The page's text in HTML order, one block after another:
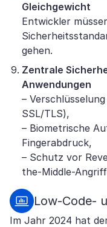
Gleichgewicht
Entwickler
gehen.
Zentrale
Anwendungen
–
SSL/TLS),
– Biometrische
Fingerabdruck,
– Schutz vor
the-Middle-
Low-Code-
Im Jahr 2024 hat